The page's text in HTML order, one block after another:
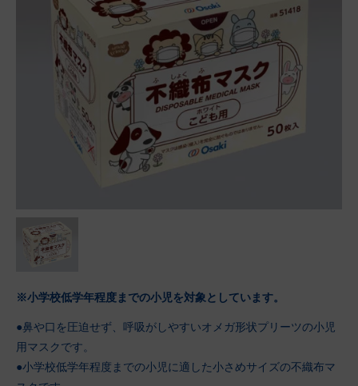
※小学校低学年程度までの小児を対象としています。
●鼻や口を圧迫せず、呼吸がしやすいオメガ形状プリーツの小児
用マスクです。
●小学校低学年程度までの小児に適した小さめサイズの不織布マ